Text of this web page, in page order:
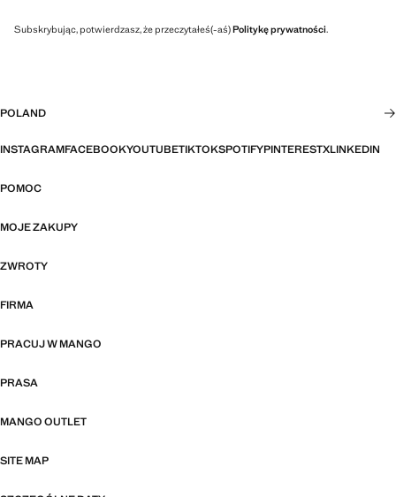
Subskrybując, potwierdzasz, że przeczytałeś(-aś)Politykę prywatności.
POLAND
INSTAGRAMFACEBOOKYOUTUBETIKTOKSPOTIFYPINTERESTXLINKEDIN
POMOC
MOJE ZAKUPY
ZWROTY
FIRMA
PRACUJ W MANGO
PRASA
MANGO OUTLET
SITE MAP